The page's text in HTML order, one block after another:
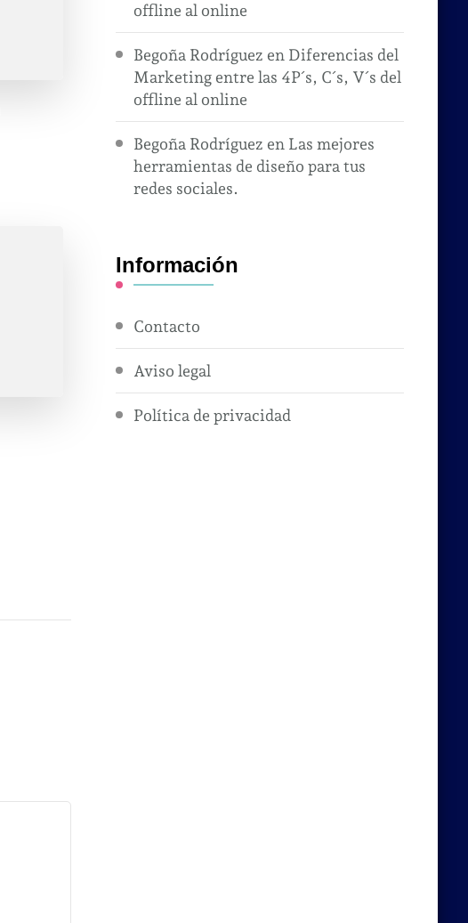
offline al online
Begoña Rodríguez en Diferencias del
Marketing entre las 4P´s, C´s, V´s del
offline al online
Begoña Rodríguez en Las mejores
herramientas de diseño para tus
redes sociales.
Información
Contacto
Aviso legal
Política de privacidad